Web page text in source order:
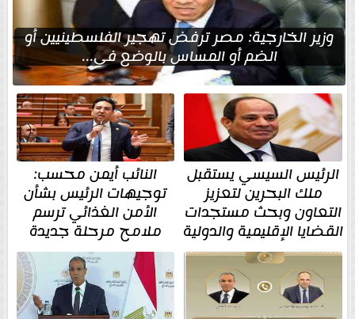
وزير الخارجية: مصر ترفض تهجير الفلسطينيين أو
الضم أو المساس بالوضع في...
الرئيس السيسي يستقبل
ملك البحرين لتعزيز
التعاون وبحث مستجدات
القضايا الإقليمية والدولية
النائب أيمن محسب:
توجيهات الرئيس بشأن
الأمن الغذائي ترسم
ملامح مرحلة جديدة